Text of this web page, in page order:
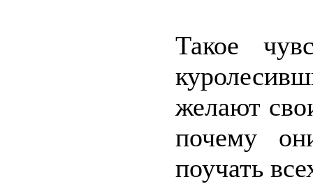
Такое
желают
почему
поучать